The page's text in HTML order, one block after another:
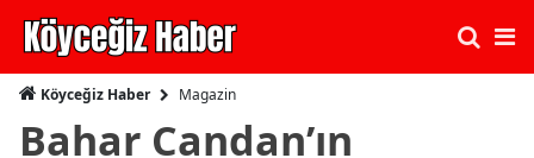
Köyceğiz Haber Magazin
Bahar Candan’ın